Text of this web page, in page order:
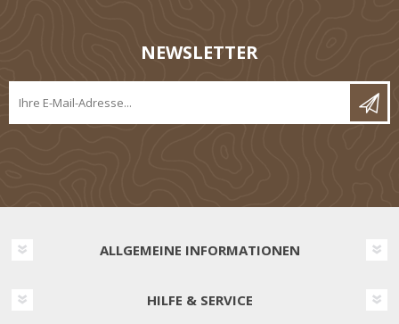
NEWSLETTER
ALLGEMEINE INFORMATIONEN
HILFE & SERVICE